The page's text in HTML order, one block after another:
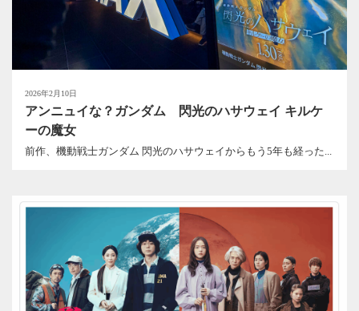
2026年2月10日
アンニュイな？ガンダム 閃光のハサウェイ キルケ
ーの魔女
前作、機動戦士ガンダム 閃光のハサウェイからもう5年も経った...